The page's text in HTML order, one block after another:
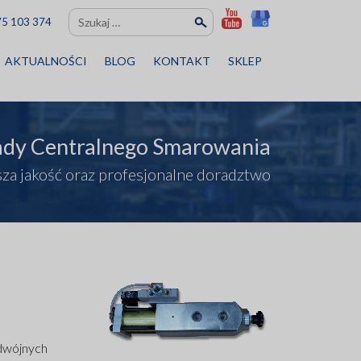
AKTUALNOŚCI BLOG KONTAKT SKLEP
103 374 Szukaj:
Centralnego Smarowania
jakość oraz profesjonalne doradztwo